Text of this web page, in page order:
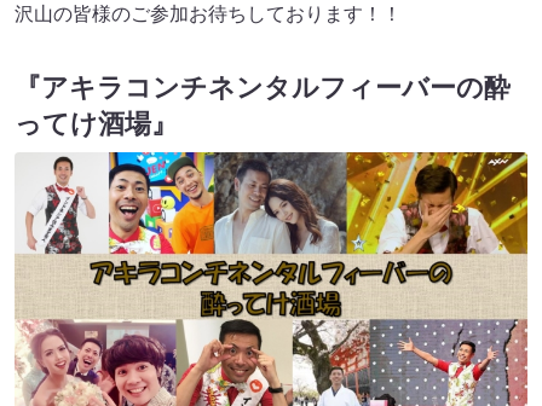
沢山の皆様のご参加お待ちしております！！
『アキラコンチネンタルフィーバーの酔
ってけ酒場』